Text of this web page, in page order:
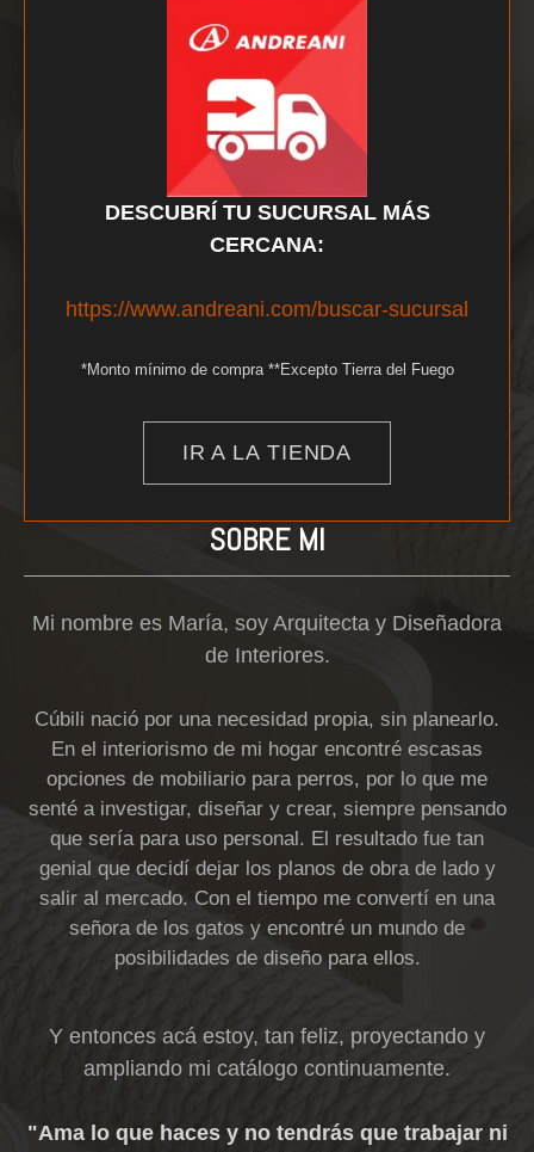
SOBRE MI
Mi nombre es María, soy Arquitecta y Diseñadora
de Interiores.
Cúbili nació por una necesidad propia, sin planearlo.
En el interiorismo de mi hogar encontré escasas
opciones de mobiliario para perros, por lo que me
senté a investigar, diseñar y crear, siempre pensando
que sería para uso personal. El resultado fue tan
genial que decidí dejar los planos de obra de lado y
salir al mercado. Con el tiempo me convertí en una
señora de los gatos y encontré un mundo de
posibilidades de diseño para ellos.
Y entonces acá estoy, tan feliz, proyectando y
ampliando mi catálogo continuamente.
"Ama lo que haces y no tendrás que trabajar ni
DESCUBRÍ TU SUCURSAL MÁS
CERCANA:
https://www.andreani.com/buscar-sucursal
*Monto mínimo de compra **Excepto Tierra del Fuego
IR A LA TIENDA